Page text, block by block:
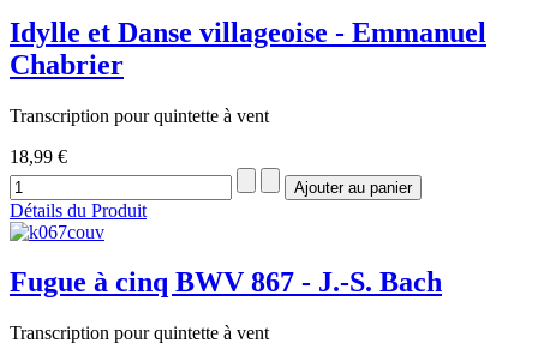
Idylle et Danse villageoise - Emmanuel
Chabrier
Transcription pour quintette à vent
18,99 €
Détails du Produit
Fugue à cinq BWV 867 - J.-S. Bach
Transcription pour quintette à vent